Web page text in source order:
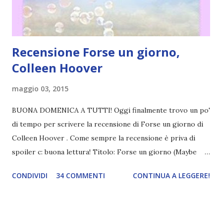
intraprendono una relazione basata sul sesso e niente
amore, ma ben presto si ri...
Recensione Forse un giorno,
Colleen Hoover
maggio 03, 2015
BUONA DOMENICA A TUTTI! Oggi finalmente trovo un po'
di tempo per scrivere la recensione di Forse un giorno di
Colleen Hoover . Come sempre la recensione è priva di
spoiler c: buona lettura! Titolo: Forse un giorno (Maybe
327 Edizione italiana: 2015 Editore: Leggereditore *
CONDIVIDI 34 COMMENTI CONTINUA A LEGGERE!